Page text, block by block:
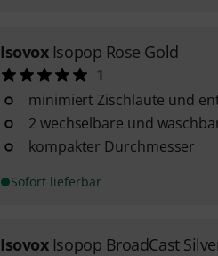
Isovox Isopop Rose Gold
1
minimiert Zischlaute und
2 wechselbare und
kompakter Durchmesser
Sofort lieferbar
Isovox Isopop BroadCast